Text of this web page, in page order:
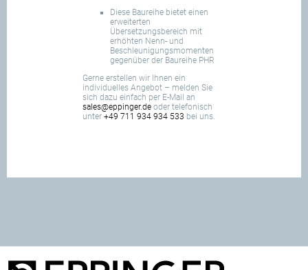
Diese Baureihe bietet einen
erweiterten
Übersetzungsbereich mit
erhöhten Nenn- und
Beschleunigungsmomenten
gegenüber der Baureihe PHR
Gerne erstellen wir Ihnen ein
individuelles Angebot – melden Sie
sich dazu einfach per E-Mail an
sales@eppinger.de oder telefonisch
unter +49 711 934 934 533 bei uns.